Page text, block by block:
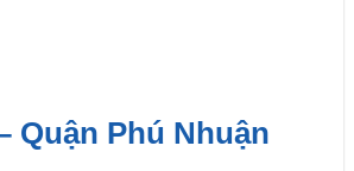
Quận Phú Nhuận